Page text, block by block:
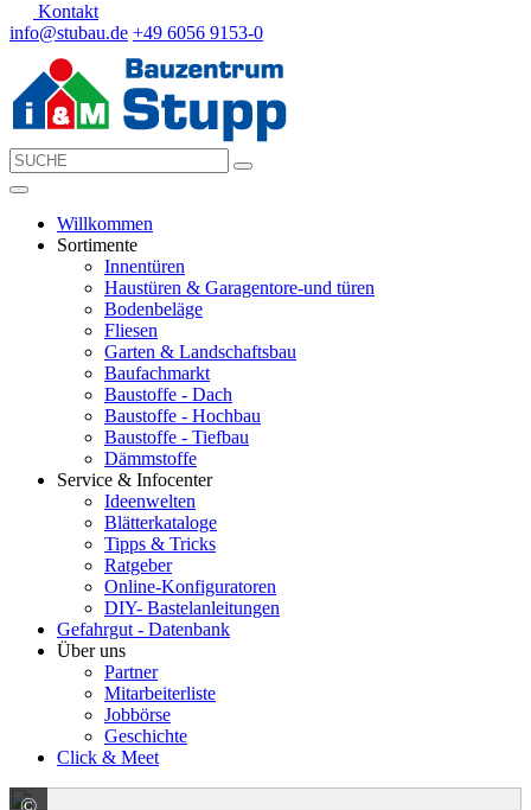
Kontakt
info@stubau.de +49 6056 9153-0
Willkommen
Sortimente
Innentüren
Haustüren & Garagentore-und türen
Bodenbeläge
Fliesen
Garten & Landschaftsbau
Baufachmarkt
Baustoffe - Dach
Baustoffe - Hochbau
Baustoffe - Tiefbau
Dämmstoffe
Service & Infocenter
Ideenwelten
Blätterkataloge
Tipps & Tricks
Ratgeber
Online-Konfiguratoren
DIY- Bastelanleitungen
Gefahrgut - Datenbank
Über uns
Partner
Mitarbeiterliste
Jobbörse
Geschichte
Click & Meet